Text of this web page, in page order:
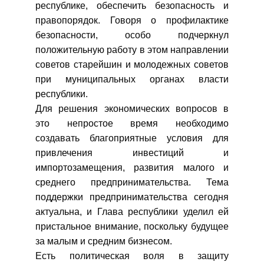
республике, обеспечить безопасность и
правопорядок. Говоря о профилактике
безопасности, особо подчеркнул
положительную работу в этом направлении
советов старейшин и молодежных советов
при муниципальных органах власти
республики.
Для решения экономических вопросов в
это непростое время необходимо
создавать благоприятные условия для
привлечения инвестиций и
импортозамещения, развития малого и
среднего предпринимательства. Тема
поддержки предпринимательства сегодня
актуальна, и Глава республики уделил ей
пристальное внимание, поскольку будущее
за малым и средним бизнесом.
Есть политическая воля в защиту